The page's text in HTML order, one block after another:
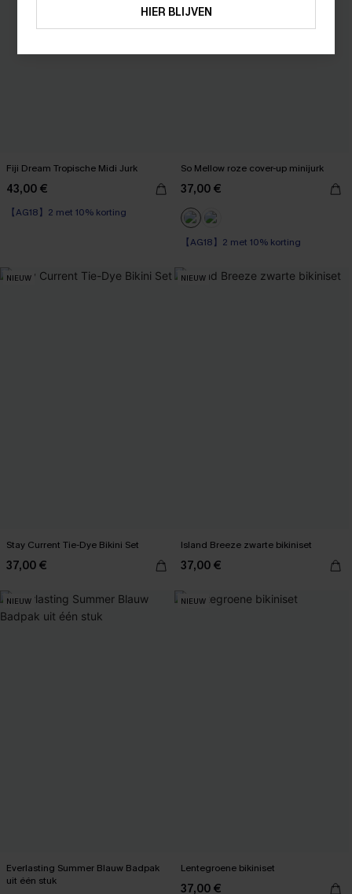
Fiji Dream Tropische Midi Jurk
43,00 €
【AG18】2 met 10% korting
So Mellow roze cover-up minijurk
37,00 €
【AG18】2 met 10% korting
NIEUW
Stay Current Tie-Dye Bikini Set
37,00 €
NIEUW
Island Breeze zwarte bikiniset
37,00 €
NIEUW
Everlasting Summer Blauw Badpak
uit één stuk
NIEUW
Lentegroene bikiniset
37,00 €
HIER BLIJVEN